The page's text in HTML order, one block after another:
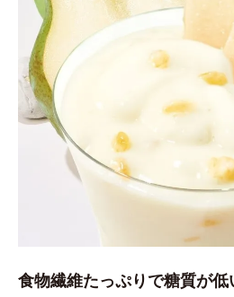
食物繊維たっぷりで糖質が